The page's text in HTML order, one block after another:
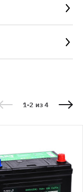
1-2 из 4